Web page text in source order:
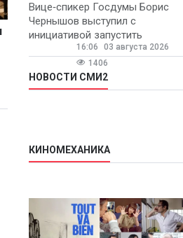
Вице‑спикер Госдумы Борис
Чернышов выступил с
инициативой запустить
ежегодную федеральную
программу
«Первосентябрьский капитал»
- она предполагает
16:06
03 августа 2026
1406
НОВОСТИ СМИ2
КИНОМЕХАНИКА